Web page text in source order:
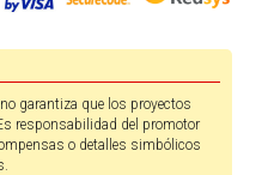
garantiza que los proyectos
responsabilidad del promotor
o detalles simbólicos